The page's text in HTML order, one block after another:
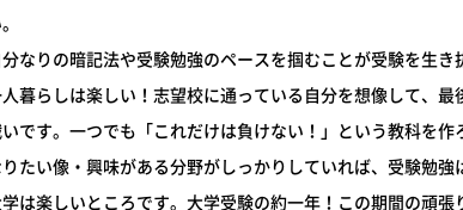
分なりの暗記法や受験勉強のペースを掴むことが受験を生き
暮らしは楽しい！志望校に通っている自分を想像して、
です。一つでも「これだけは負けない！」という教科を作
たい像・興味がある分野がしっかりしていれば、受験勉強
は楽しいところです。大学受験の約一年！この期間の頑